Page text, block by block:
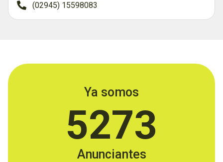
(02945) 15598083
Ya somos
5273
Anunciantes